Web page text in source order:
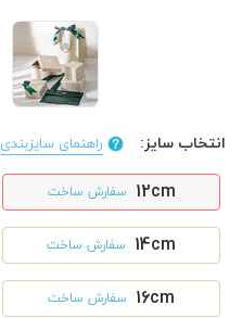
انتخاب سایز: راهنمای سایزبندی
12cm سفارش ساخت
14cm سفارش ساخت
16cm سفارش ساخت